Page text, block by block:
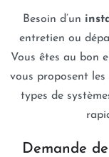
Besoin d’un
entretien ou
Vous êtes au bon
vous proposent
types de
Demande